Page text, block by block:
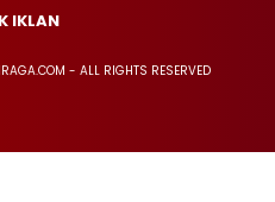
IKLAN
- ALL RIGHTS RESERVED